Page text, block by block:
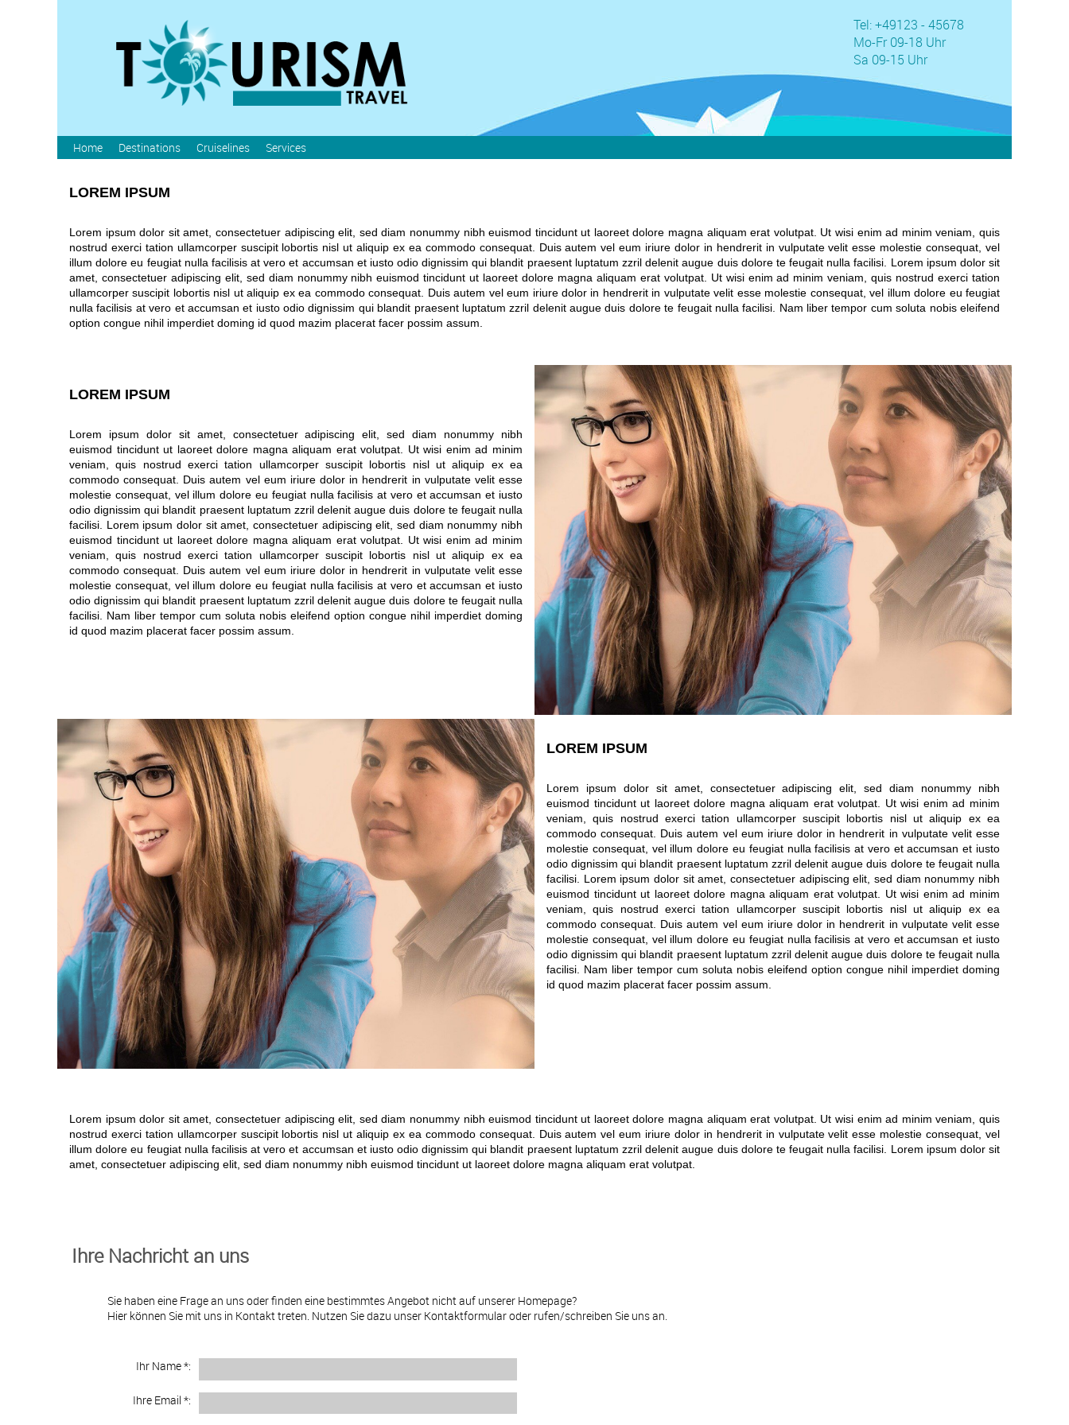
Home Destinations Cruiselines Services
Tel: +49123 - 45678
Mo-Fr 09-18 Uhr
Sa 09-15 Uhr
LOREM IPSUM
Lorem ipsum dolor sit amet, consectetuer adipiscing elit, sed diam nonummy nibh euismod tincidunt ut laoreet dolore magna aliquam erat volutpat. Ut wisi enim ad minim veniam, quis
nostrud exerci tation ullamcorper suscipit lobortis nisl ut aliquip ex ea commodo consequat. Duis autem vel eum iriure dolor in hendrerit in vulputate velit esse molestie consequat, vel
illum dolore eu feugiat nulla facilisis at vero et accumsan et iusto odio dignissim qui blandit praesent luptatum zzril delenit augue duis dolore te feugait nulla facilisi. Lorem ipsum dolor sit
amet, consectetuer adipiscing elit, sed diam nonummy nibh euismod tincidunt ut laoreet dolore magna aliquam erat volutpat. Ut wisi enim ad minim veniam, quis nostrud exerci tation
ullamcorper suscipit lobortis nisl ut aliquip ex ea commodo consequat. Duis autem vel eum iriure dolor in hendrerit in vulputate velit esse molestie consequat, vel illum dolore eu feugiat
nulla facilisis at vero et accumsan et iusto odio dignissim qui blandit praesent luptatum zzril delenit augue duis dolore te feugait nulla facilisi. Nam liber tempor cum soluta nobis eleifend
option congue nihil imperdiet doming id quod mazim placerat facer possim assum.
LOREM IPSUM
Lorem ipsum dolor sit amet, consectetuer adipiscing elit, sed diam nonummy nibh
euismod tincidunt ut laoreet dolore magna aliquam erat volutpat. Ut wisi enim ad minim
veniam, quis nostrud exerci tation ullamcorper suscipit lobortis nisl ut aliquip ex ea
commodo consequat. Duis autem vel eum iriure dolor in hendrerit in vulputate velit esse
molestie consequat, vel illum dolore eu feugiat nulla facilisis at vero et accumsan et iusto
odio dignissim qui blandit praesent luptatum zzril delenit augue duis dolore te feugait nulla
facilisi. Lorem ipsum dolor sit amet, consectetuer adipiscing elit, sed diam nonummy nibh
euismod tincidunt ut laoreet dolore magna aliquam erat volutpat. Ut wisi enim ad minim
veniam, quis nostrud exerci tation ullamcorper suscipit lobortis nisl ut aliquip ex ea
commodo consequat. Duis autem vel eum iriure dolor in hendrerit in vulputate velit esse
molestie consequat, vel illum dolore eu feugiat nulla facilisis at vero et accumsan et iusto
odio dignissim qui blandit praesent luptatum zzril delenit augue duis dolore te feugait nulla
facilisi. Nam liber tempor cum soluta nobis eleifend option congue nihil imperdiet doming
id quod mazim placerat facer possim assum.
LOREM IPSUM
Lorem ipsum dolor sit amet, consectetuer adipiscing elit, sed diam nonummy nibh
euismod tincidunt ut laoreet dolore magna aliquam erat volutpat. Ut wisi enim ad minim
veniam, quis nostrud exerci tation ullamcorper suscipit lobortis nisl ut aliquip ex ea
commodo consequat. Duis autem vel eum iriure dolor in hendrerit in vulputate velit esse
molestie consequat, vel illum dolore eu feugiat nulla facilisis at vero et accumsan et iusto
odio dignissim qui blandit praesent luptatum zzril delenit augue duis dolore te feugait nulla
facilisi. Lorem ipsum dolor sit amet, consectetuer adipiscing elit, sed diam nonummy nibh
euismod tincidunt ut laoreet dolore magna aliquam erat volutpat. Ut wisi enim ad minim
veniam, quis nostrud exerci tation ullamcorper suscipit lobortis nisl ut aliquip ex ea
commodo consequat. Duis autem vel eum iriure dolor in hendrerit in vulputate velit esse
molestie consequat, vel illum dolore eu feugiat nulla facilisis at vero et accumsan et iusto
odio dignissim qui blandit praesent luptatum zzril delenit augue duis dolore te feugait nulla
facilisi. Nam liber tempor cum soluta nobis eleifend option congue nihil imperdiet doming
id quod mazim placerat facer possim assum.
Lorem ipsum dolor sit amet, consectetuer adipiscing elit, sed diam nonummy nibh euismod tincidunt ut laoreet dolore magna aliquam erat volutpat. Ut wisi enim ad minim veniam, quis
nostrud exerci tation ullamcorper suscipit lobortis nisl ut aliquip ex ea commodo consequat. Duis autem vel eum iriure dolor in hendrerit in vulputate velit esse molestie consequat, vel
illum dolore eu feugiat nulla facilisis at vero et accumsan et iusto odio dignissim qui blandit praesent luptatum zzril delenit augue duis dolore te feugait nulla facilisi. Lorem ipsum dolor sit
amet, consectetuer adipiscing elit, sed diam nonummy nibh euismod tincidunt ut laoreet dolore magna aliquam erat volutpat.
Ihre Nachricht an uns
Sie haben eine Frage an uns oder finden eine bestimmtes Angebot nicht auf unserer Homepage?
Hier können Sie mit uns in Kontakt treten. Nutzen Sie dazu unser Kontaktformular oder rufen/schreiben Sie uns an.
Ihr Name *:
Ihre Email *: